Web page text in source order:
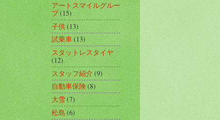
アートスマイルグルー
プ(15)
子供(13)
試乗車(13)
スタットレスタイヤ
(12)
スタッフ紹介(9)
自動車保険(8)
大雪(7)
松島 (6)